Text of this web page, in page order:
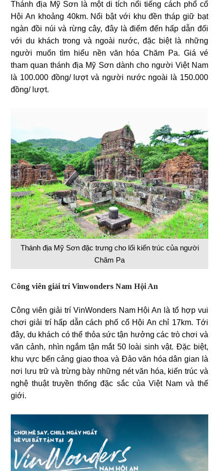
Thánh địa Mỹ Sơn là một di tích nổi tiếng cách phổ cổ
Hội An khoảng 40km. Nổi bật với khu đền tháp giữ bạt
ngàn đồi núi và rừng cây, đây là điểm đến hấp dẫn đối
với du khách trong và ngoài nước, đặc biệt là những
người muốn tìm hiểu nền văn hóa Chăm Pa. Giá vé
tham quan thánh địa Mỹ Sơn dành cho người Việt Nam
là 100.000 đồng/ lượt và người nước ngoài là 150.000
đồng/ lượt.
Thánh địa Mỹ Sơn đặc trưng cho lối kiến trúc của người
Chăm Pa
Công viên giải trí Vinwonders Nam Hội An
Công viên giải trí VinWonders Nam Hội An là tổ hợp vui
chơi giải trí hấp dẫn cách phố cổ Hội An chỉ 17km. Tới
đây, du khách có thể thỏa sức tận hưởng các trò chơi và
vãn cảnh, nhìn ngắm tận mắt 50 loài sinh vật. Đặc biệt,
khu vực bến cảng giao thoa và Đảo văn hóa dân gian là
nơi lưu trữ và trừng bày những nét văn hóa, kiến trúc và
nghệ thuật truyền thống đặc sắc của Việt Nam và thế
giới.